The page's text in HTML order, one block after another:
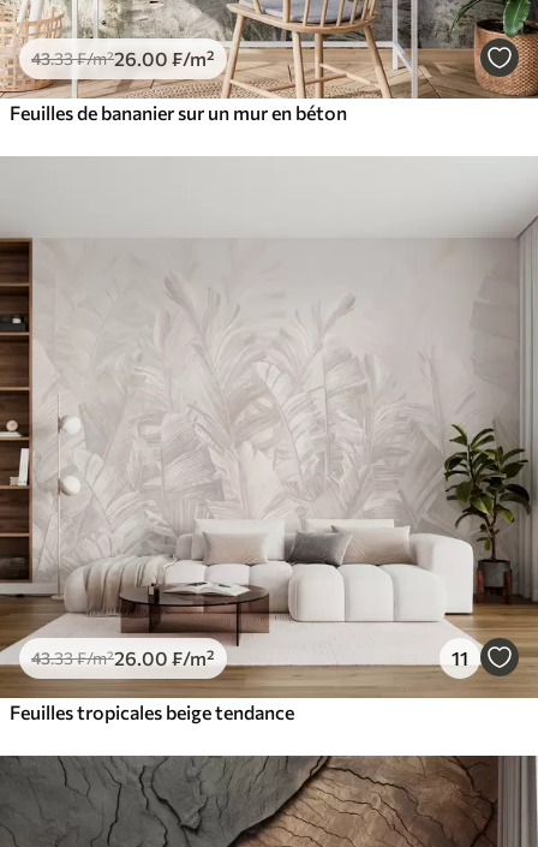
43.33₣/m²26 .00 ₣/m²
Feuilles de bananier sur un mur en béton
43.33₣/m²26 .00 ₣/m² 11
Feuilles tropicales beige tendance